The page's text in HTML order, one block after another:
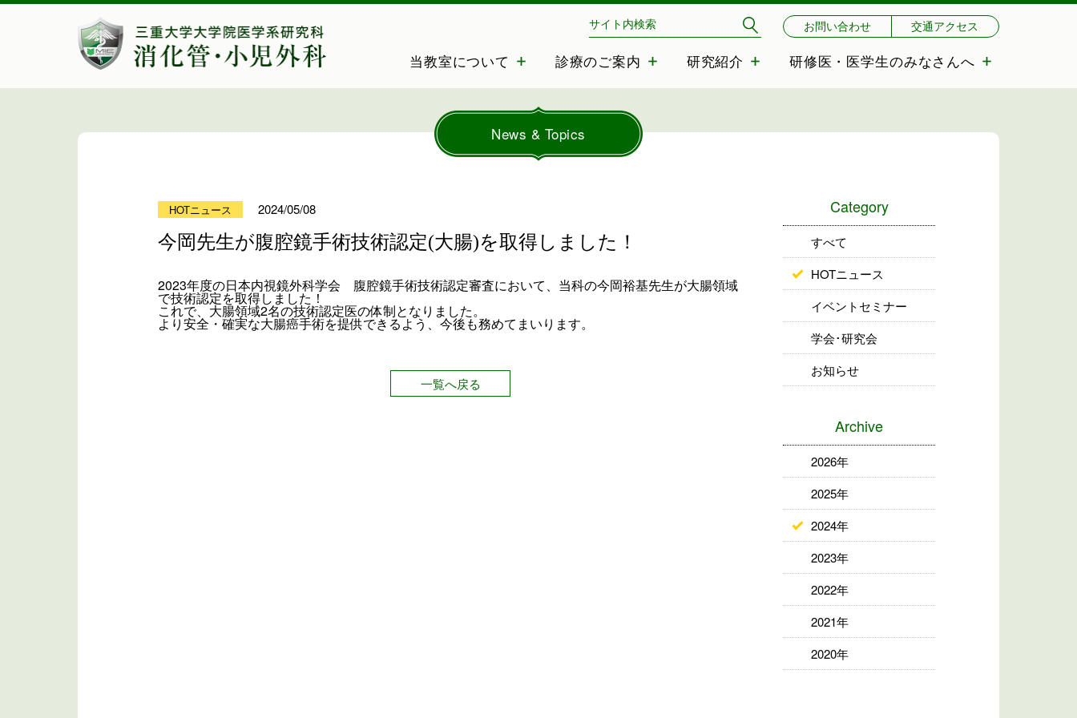
当教室について 診療のご案内 研究紹介 研修医・医学生のみなさんへ
お問い合わせ 交通アクセス
News & Topics
HOTニュース 2024/05/08
今岡先生が腹腔鏡手術技術認定(大腸)を取得しました！
2023年度の日本内視鏡外科学会 腹腔鏡手術技術認定審査において、 当科の今岡裕基先生が大腸領域
で技術認定を取得しました！
これで、大腸領域2名の技術認定医の体制となりました。
より安全・確実な大腸癌手術を提供できるよう、今後も務めてまいります。
一覧へ戻る
Category
すべて
HOTニュース
イベントセミナー
学会･研究会
お知らせ
Archive
2026年
2025年
2024年
2023年
2022年
2021年
2020年